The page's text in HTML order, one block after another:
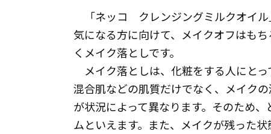
「ネッコ クレンジングミルクオイル
気になる方に向けて、メイクオフはも
くメイク落としです。
メイク落としは、化粧をする人にと
混合肌などの肌質だけでなく、メイク
が状況によって異なります。そのため
ムといえます。また、メイクが残った